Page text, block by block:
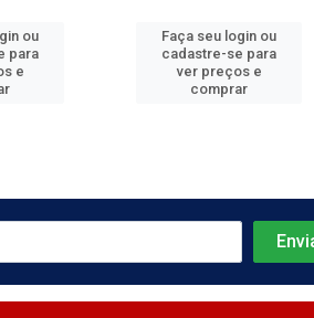
ou
para
e
Faça seu login ou
cadastre-se para
ver preços e
comprar